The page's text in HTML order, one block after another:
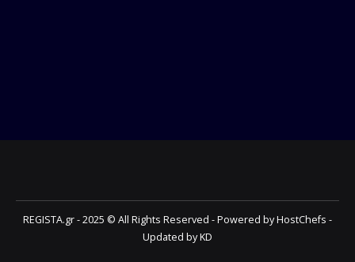
REGISTA.gr - 2025 © All Rights Reserved - Powered by HostChefs -
Updated by KD